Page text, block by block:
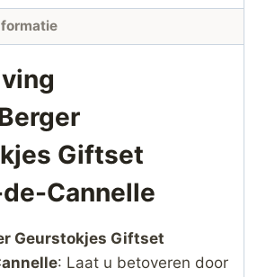
Giftset
Cannelle
Geurstokjes Giftset
: Laat u betoveren door